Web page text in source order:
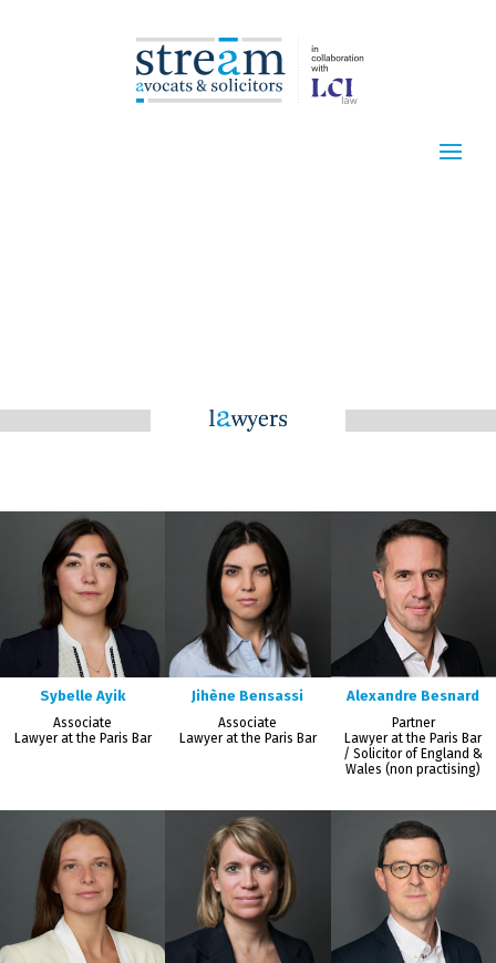
Sybelle Ayik
Associate
Lawyer at the Paris Bar
Jihène Bensassi
Associate
Lawyer at the Paris Bar
Alexandre Besnard
Partner
Lawyer at the Paris Bar
/ Solicitor of England &
Wales (non practising)